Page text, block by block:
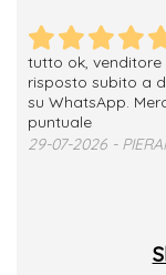
tutto ok, venditore
risposto subito a
su WhatsApp.
puntuale
29-07-2026 -